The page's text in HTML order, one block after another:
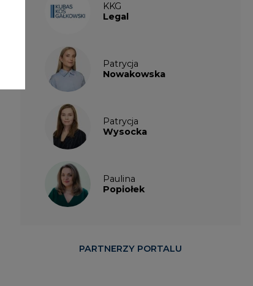
KKG
Legal
Patrycja
Nowakowska
Patrycja
Wysocka
Paulina
Popiołek
PARTNERZY PORTALU